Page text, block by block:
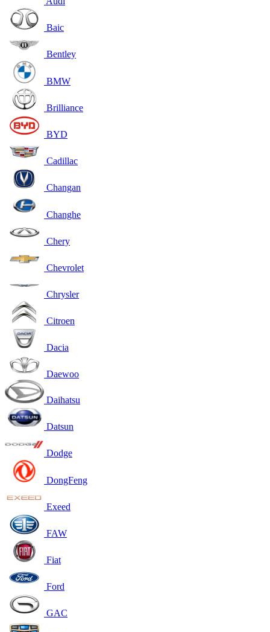
Baic
Bentley
BMW
Brilliance
BYD
Cadillac
Changan
Changhe
Chery
Chevrolet
Chrysler
Citroen
Dacia
Daewoo
Daihatsu
Datsun
Dodge
DongFeng
Exeed
FAW
Fiat
Ford
GAC